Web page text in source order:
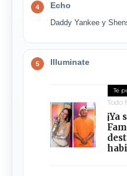
4 Echo
Daddy Yankee y
5 Illuminate
Todo
¡Ya